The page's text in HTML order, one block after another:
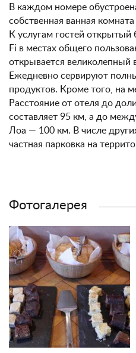
В каждом номере
собственная ванная
К услугам гостей
Fi в местах общего
открывается великолепный
Ежедневно сервируют
продуктов. Кроме того, на
Расстояние от отеля до
составляет 95 км, а до
Лоа — 100 км. В числе
частная парковка на
Фотогалерея